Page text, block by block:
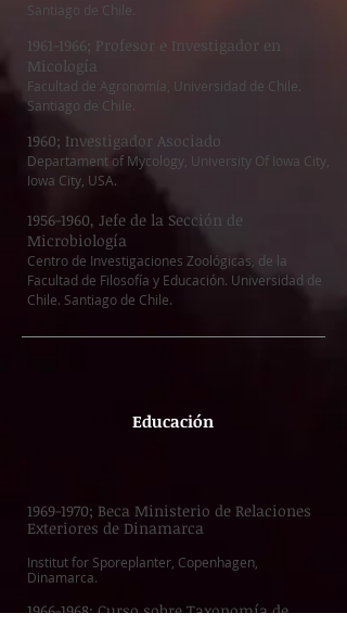
Santiago de Chile.
1961-1966; Profesor e Investigador en
Micología
​Facultad de Agronomía, Universidad de Chile.
Santiago de Chile.
1960; Investigador Asociado
Departament of Mycology, University Of Iowa City,
Iowa City, USA.
1956-1960, Jefe de la Sección de
Microbiología
Centro de Investigaciones Zoológicas, de la
Facultad de Filosofía y Educación. Universidad de
Chile. Santiago de Chile.
Educación
1969-1970; Beca Ministerio de Relaciones
Exteriores de Dinamarca
Institut for Sporeplanter, Copenhagen,
Dinamarca.
1966-1968; Curso sobre Taxonomía de